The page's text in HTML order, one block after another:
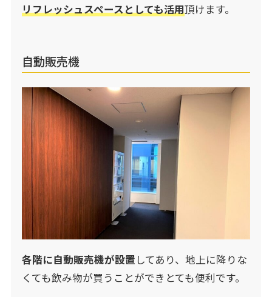
リフレッシュスペースとしても活用頂けます。
自動販売機
各階に自動販売機が設置 してあり、地上に降りな
くても飲み物が買うことができとても便利です。